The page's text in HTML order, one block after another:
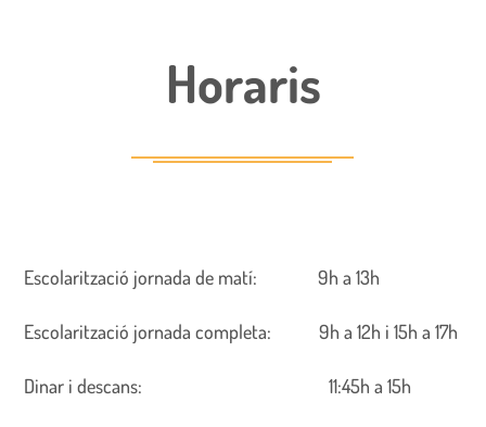
Horaris
Escolarització jornada de matí: 9h a 13h
Escolarització jornada completa: 9h a 12h i 15h a 17h
Dinar i descans: 11:45h a 15h